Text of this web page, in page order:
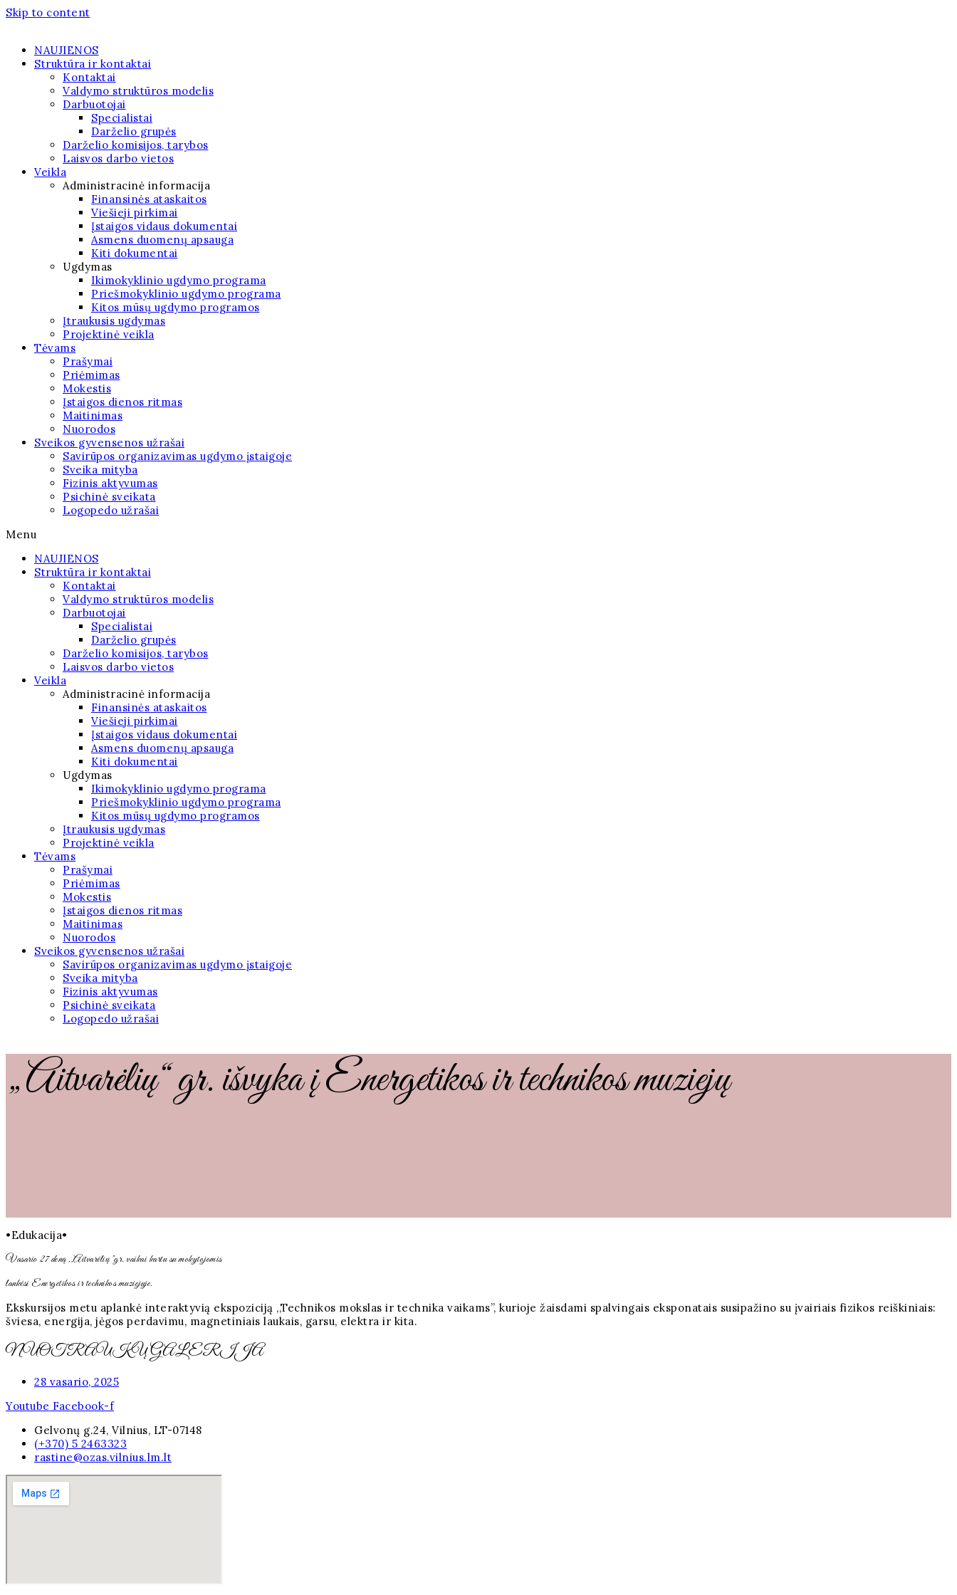
Skip to content
NAUJIENOS
Struktūra ir kontaktai
Kontaktai
Valdymo struktūros modelis
Darbuotojai
Specialistai
Darželio grupės
Darželio komisijos, tarybos
Laisvos darbo vietos
Veikla
Administracinė informacija
Finansinės ataskaitos
Viešieji pirkimai
Įstaigos vidaus dokumentai
Asmens duomenų apsauga
Kiti dokumentai
Ugdymas
Ikimokyklinio ugdymo programa
Priešmokyklinio ugdymo programa
Kitos mūsų ugdymo programos
Įtraukusis ugdymas
Projektinė veikla
Tėvams
Prašymai
Priėmimas
Mokestis
Įstaigos dienos ritmas
Maitinimas
Nuorodos
Sveikos gyvensenos užrašai
Savirūpos organizavimas ugdymo įstaigoje
Sveika mityba
Fizinis aktyvumas
Psichinė sveikata
Logopedo užrašai
Menu
NAUJIENOS
Struktūra ir kontaktai
Kontaktai
Valdymo struktūros modelis
Darbuotojai
Specialistai
Darželio grupės
Darželio komisijos, tarybos
Laisvos darbo vietos
Veikla
Administracinė informacija
Finansinės ataskaitos
Viešieji pirkimai
Įstaigos vidaus dokumentai
Asmens duomenų apsauga
Kiti dokumentai
Ugdymas
Ikimokyklinio ugdymo programa
Priešmokyklinio ugdymo programa
Kitos mūsų ugdymo programos
Įtraukusis ugdymas
Projektinė veikla
Tėvams
Prašymai
Priėmimas
Mokestis
Įstaigos dienos ritmas
Maitinimas
Nuorodos
Sveikos gyvensenos užrašai
Savirūpos organizavimas ugdymo įstaigoje
Sveika mityba
Fizinis aktyvumas
Psichinė sveikata
Logopedo užrašai
„Aitvarėlių“ gr. išvyka į Energetikos ir technikos muziejų
•Edukacija•
Vasario 27 deną ,,Aitvarėlių "gr. vaikai kartu su mokytojomis
lankėsi Energetikos ir technikos muziejuje.
Ekskursijos metu aplankė interaktyvią ekspoziciją ,,Technikos mokslas ir technika vaikams”, kurioje žaisdami spalvingais eksponatais susipažino su įvairiais fizikos reiškiniais:
šviesa, energija, jėgos perdavimu, magnetiniais laukais, garsu, elektra ir kita.
NUOTRAUKŲ GALERIJA
28 vasario, 2025
Youtube Facebook-f
Gelvonų g.24, Vilnius, LT-07148
(+370) 5 2463323
rastine@ozas.vilnius.lm.lt